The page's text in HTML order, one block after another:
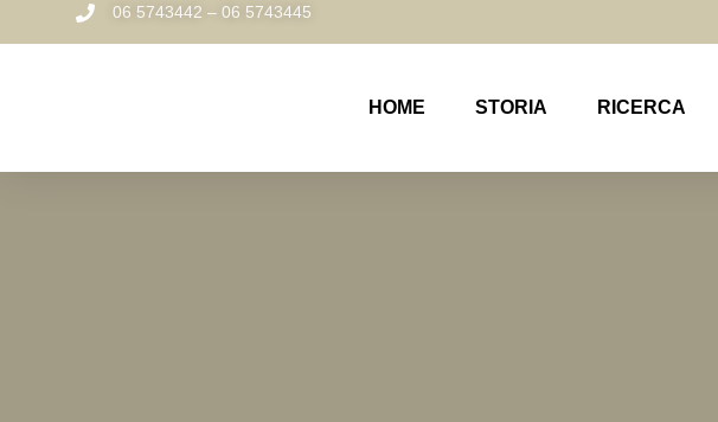
06 5743442 – 06 5743445
HOME STORIA RICERCA